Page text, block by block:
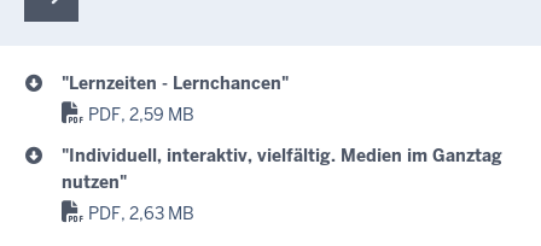
"Lernzeiten - Lernchancen"
PDF, 2,59 MB
"Individuell, interaktiv, vielfältig. Medien im Ganztag
nutzen"
PDF, 2,63 MB